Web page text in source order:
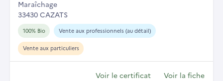
Maraîchage
33430 CAZATS
100% Bio Vente aux professionnels (au détail)
Vente aux particuliers
Voir le certificat Voir la fiche